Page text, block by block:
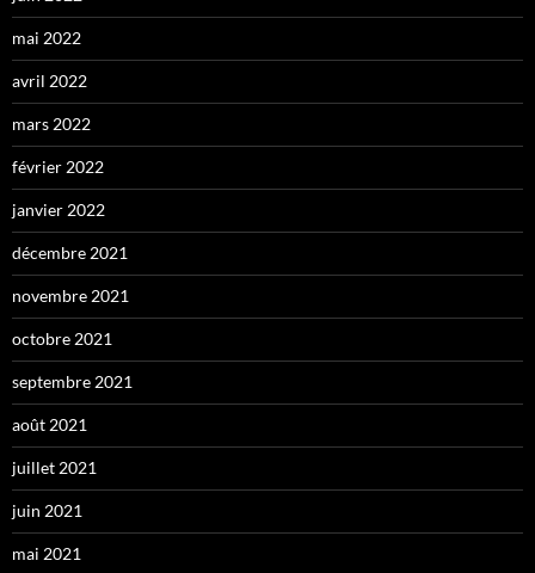
mai 2022
avril 2022
mars 2022
février 2022
janvier 2022
décembre 2021
novembre 2021
octobre 2021
septembre 2021
août 2021
juillet 2021
juin 2021
mai 2021